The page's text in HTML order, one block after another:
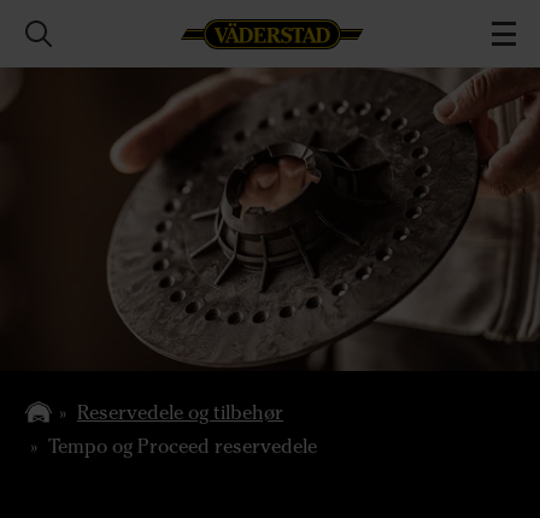
Reservedele og tilbehør
Tempo og Proceed reservedele